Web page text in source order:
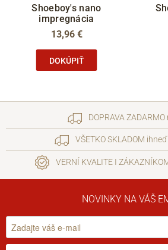
Shoeboy's nano
impregnácia
13,96 €
DOKÚPIŤ
DOPRAVA
VŠETKO SKLADOM
VERNÍ KVALITE I
NOVINKY NA VÁŠ